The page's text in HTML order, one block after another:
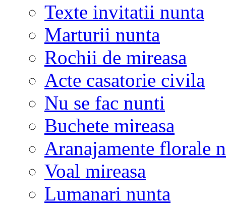
Texte invitatii nunta
Marturii nunta
Rochii de mireasa
Acte casatorie civila
Nu se fac nunti
Buchete mireasa
Aranajamente florale
Voal mireasa
Lumanari nunta